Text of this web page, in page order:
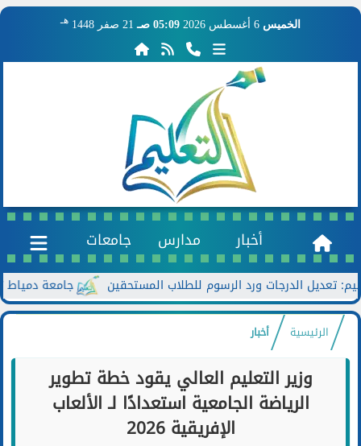
الخميس 05:09 صـ 21 صفر 1448 هـ
أخبار مدارس جامعات
جامعة دمياط تعزز
الرئيسية أخبار
وزير التعليم العالي يقود خطة تطوير
الرياضة الجامعية استعدادًا لـ الألعاب
الإفريقية 2026